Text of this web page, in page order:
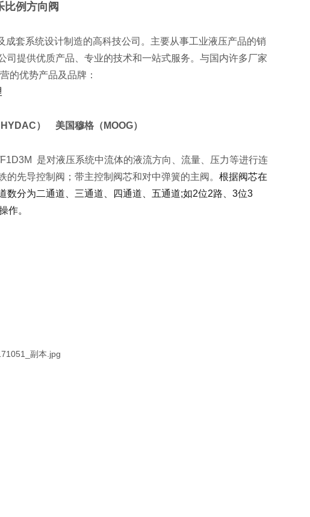
比例方向阀
成套系统设计制造的高科技公司。主要从事工业液压产品的销
提供优质产品、专业的技术和一站式服务。与国内许多厂家
优势产品及品牌：
） 美国穆格（MOOG）
是对液压系统中流体的液流方向、流量、压力等进行连
的先导控制阀；带主控制阀芯和对中弹簧的主阀。根据阀芯在
分为二通道、三通道、四通道、五通道;如2位2路、3位3
作。